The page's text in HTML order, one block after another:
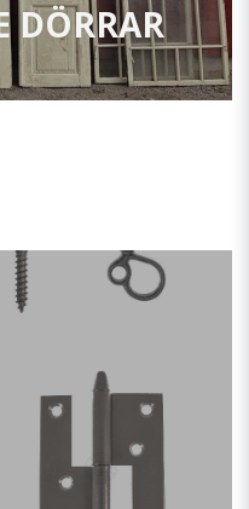
DÖRRAR